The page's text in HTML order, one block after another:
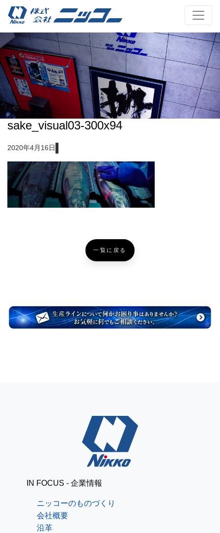
sake_visual03-300x94
2020年4月16日
一覧に戻る
IN FOCUS - 企業情報
ニッコーのものづくり
会社概要
沿革